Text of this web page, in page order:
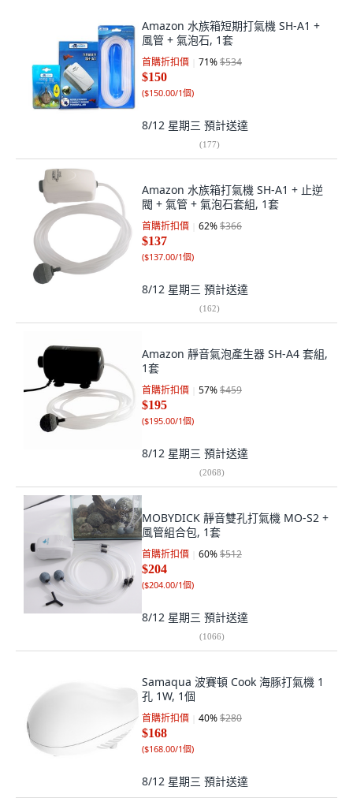
Amazon 水族箱短期打氣機 SH-A1 +
風管 + 氣泡石, 1套
首購折扣價 71%$534
$150
($150.00/1個)
8/12 星期三 預計送達
(177)
Amazon 水族箱打氣機 SH-A1 + 止逆
閥 + 氣管 + 氣泡石套組, 1套
首購折扣價 62%$366
$137
($137.00/1個)
8/12 星期三 預計送達
(162)
Amazon 靜音氣泡產生器 SH-A4 套組,
1套
首購折扣價 57%$459
$195
($195.00/1個)
8/12 星期三 預計送達
(2068)
MOBYDICK 靜音雙孔打氣機 MO-S2 +
風管組合包, 1套
首購折扣價 60%$512
$204
($204.00/1個)
8/12 星期三 預計送達
(1066)
Samaqua 波賽頓 Cook 海豚打氣機 1
孔 1W, 1個
首購折扣價 40%$280
$168
($168.00/1個)
8/12 星期三 預計送達